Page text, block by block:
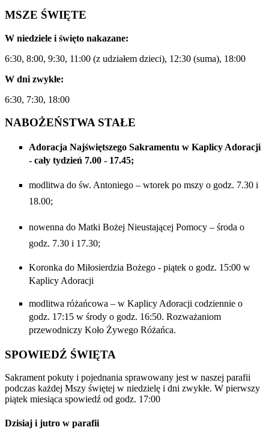
MSZE ŚWIĘTE
W niedziele i święto nakazane:
6:30, 8:00, 9:30, 11:00 (z udziałem dzieci), 12:30 (suma), 18:00
W dni zwykłe:
6:30, 7:30, 18:00
NABOŻEŃSTWA STAŁE
Adoracja Najświętszego Sakramentu w Kaplicy Adoracji
- cały tydzień 7.00 - 17.45;
modlitwa do św. Antoniego – wtorek po mszy o godz. 7.30 i
18.00;
nowenna do Matki Bożej Nieustającej Pomocy – środa o
godz. 7.30 i 17.30;
Koronka do Miłosierdzia Bożego - piątek o godz. 15:00 w
Kaplicy Adoracji
modlitwa różańcowa – w Kaplicy Adoracji codziennie o
godz. 17:15 w środy o godz. 16:50. Rozważaniom
przewodniczy Koło Żywego Różańca.
SPOWIEDŹ ŚWIĘTA
Sakrament pokuty i pojednania sprawowany jest w naszej parafii
podczas każdej Mszy świętej w niedzielę i dni zwykłe. W pierwszy
piątek miesiąca spowiedź od godz. 17:00
Dzisiaj i jutro w parafii